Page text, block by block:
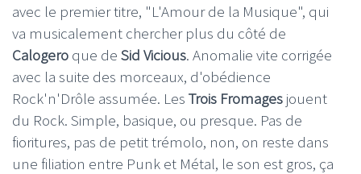
avec le premier titre, "L'Amour de la Musique", qui
va musicalement chercher plus du côté de
Calogero que de Sid Vicious. Anomalie vite corrigée
avec la suite des morceaux, d'obédience
Rock'n'Drôle assumée. Les Trois Fromages jouent
du Rock. Simple, basique, ou presque. Pas de
fioritures, pas de petit trémolo, non, on reste dans
une filiation entre Punk et Métal, le son est gros, ça